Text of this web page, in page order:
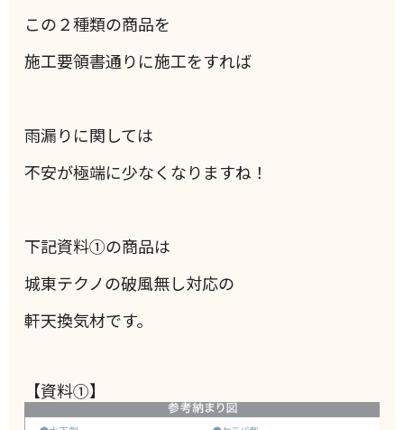
この２種類の商品を
施工要領書通りに施工をすれば
雨漏りに関しては
不安が極端に少なくなりますね！
下記資料①の商品は
城東テクノの破風無し対応の
軒天換気材です。
【資料①】